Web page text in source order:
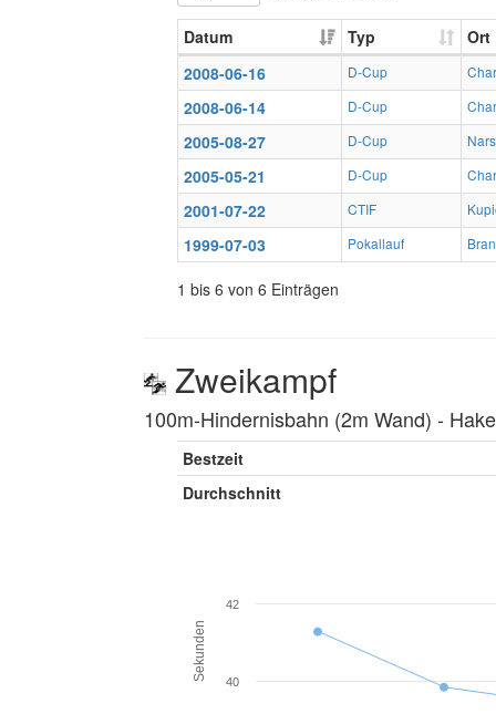
Datum Typ
Ort
2008-06-16
D-Cup
2008-06-14 D-Cup
2005-08-27 D-Cup
2005-05-21 D-Cup
2001-07-22 CTIF
1999-07-03 Pokallauf
1 bis 6 von 6 Einträgen
Zweikampf
100m-Hindernisbahn (2m Wand) ‐
Bestzeit
Durchschnitt
Sekunden
40
42